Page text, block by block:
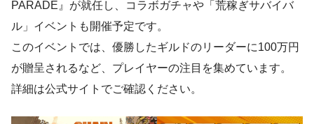
PARADE』が就任し、コラボガチャや「荒稼ぎサバイバ
ル」イベントも開催予定です。
このイベントでは、優勝したギルドのリーダーに100万円
が贈呈されるなど、プレイヤーの注目を集めています。
詳細は公式サイトでご確認ください。